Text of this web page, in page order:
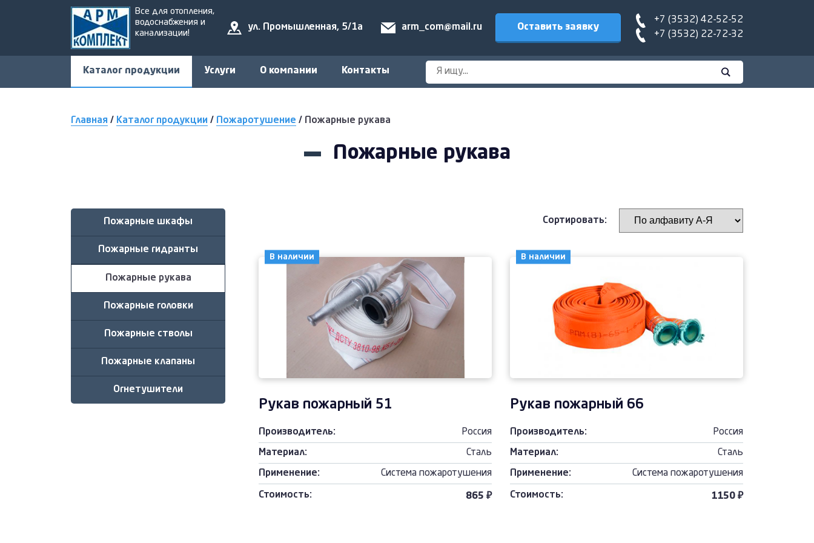
Все для отопления,
водоснабжения и
канализации!
ул. Промышленная, 5/1а arm_com@mail.ru Оставить заявку
+7 (3532) 42-52-52
+7 (3532) 22-72-32
Каталог продукции Услуги О компании Контакты
Главная / Каталог продукции / Пожаротушение / Пожарные рукава
Пожарные рукава
Пожарные шкафы
Пожарные гидранты
Пожарные рукава
Пожарные головки
Пожарные стволы
Пожарные клапаны
Огнетушители
Сортировать:
В наличии
Рукав пожарный 51
Производитель: Россия
Материал: Сталь
Применение: Система пожаротушения
Стоимость: 865 ₽
В наличии
Рукав пожарный 66
Производитель: Россия
Материал: Сталь
Применение: Система пожаротушения
Стоимость: 1150 ₽